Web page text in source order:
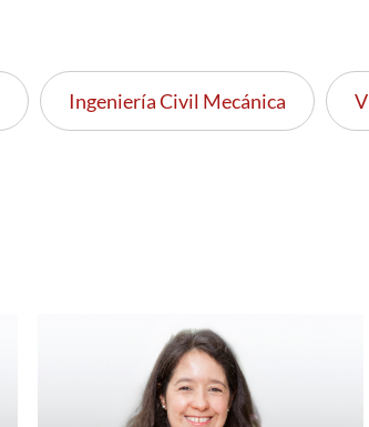
Ingeniería Civil Mecánica